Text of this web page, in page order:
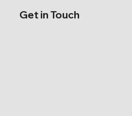
Get in Touch